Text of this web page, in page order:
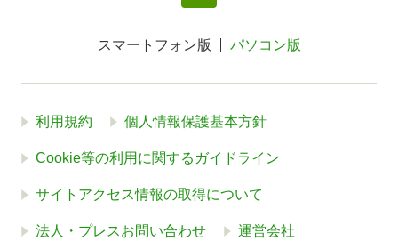
スマートフォン版 パソコン版
利用規約 個人情報保護基本方針
Cookie等の利用に関するガイドライン
サイトアクセス情報の取得について
法人・プレスお問い合わせ 運営会社